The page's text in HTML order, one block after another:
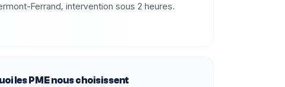
Ferrand, intervention sous 2 heures.
les PME nous choisissent